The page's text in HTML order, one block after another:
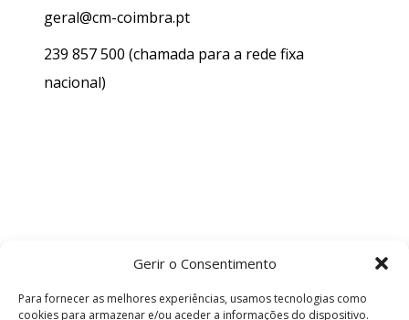
Gerir o Consentimento
Para fornecer as melhores experiências, usamos tecnologias como
cookies para armazenar e/ou aceder a informações do dispositivo.
geral@cm-coimbra.pt
239 857 500 (chamada para a rede fixa
nacional)